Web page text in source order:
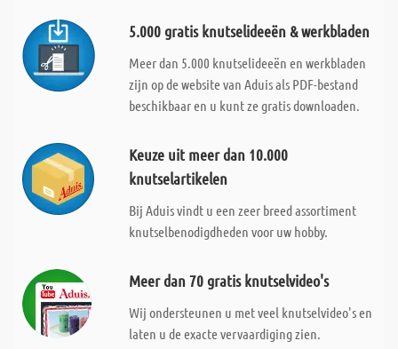
5.000 gratis knutselideeën & werkbladen
Meer dan 5.000 knutselideeën en werkbladen
zijn op de website van Aduis als PDF-bestand
beschikbaar en u kunt ze gratis downloaden.
Keuze uit meer dan 10.000
knutselartikelen
Bij Aduis vindt u een zeer breed assortiment
knutselbenodigdheden voor uw hobby.
Meer dan 70 gratis knutselvideo's
Wij ondersteunen u met veel knutselvideo's en
laten u de exacte vervaardiging zien.